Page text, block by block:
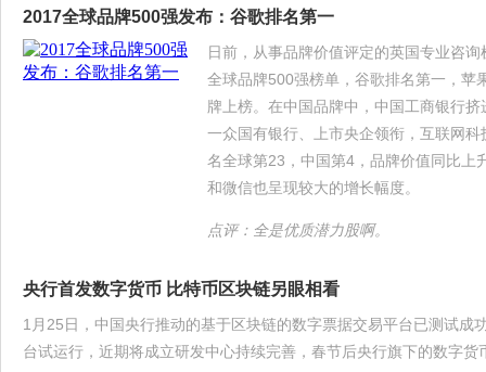
2017全球品牌500强发布：谷歌排名第一
日前，从事品牌价值评定的英国专业咨
全球品牌500强榜单，谷歌排名第一，苹
牌上榜。在中国品牌中，中国工商银行
一众国有银行、上市央企领衔，互联网
名全球第23，中国第4，品牌价值同比上
和微信也呈现较大的增长幅度。
点评：全是优质潜力股啊。
央行首发数字货币 比特币区块链另眼相看
1月25日，中国央行推动的基于区块链的数字票据交易平台已测试成
台试运行，近期将成立研发中心持续完善，春节后央行旗下的数字货